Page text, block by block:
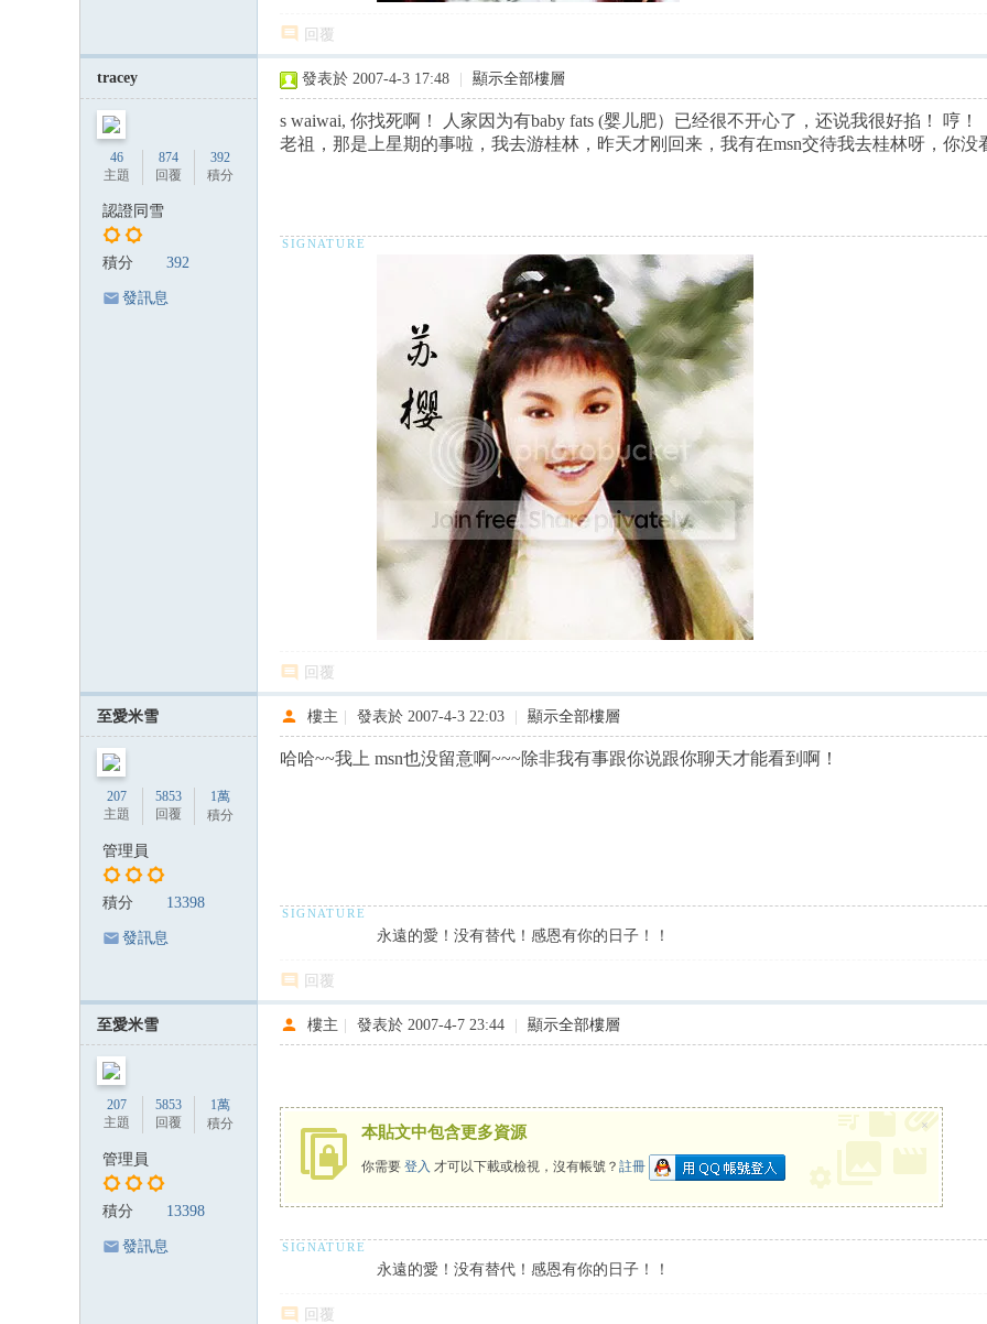
只願一生愛一人，因你是獨有http://
回覆
tracey
46
主題
874
回覆
392
積分
認證同雪
積分 392
發訊息
發表於 2007-4-3 17:48 顯示全部樓層
s waiwai, 你找死啊！ 人家因为有baby fats (婴儿肥）已经很不开心了，还说我很好掐！ 哼！
老祖，那是上星期的事啦，我去游桂林，昨天才刚回来，我有在msn交待我去桂林呀，你没
WINTER SONATA : : + : : http://traz-tan-pf.blogspot.com/
回覆
至愛米雪
207
主題
5853
回覆
1萬
積分
管理員
積分 13398
發訊息
樓主 發表於 2007-4-3 22:03 顯示全部樓層
哈哈~~我上 msn也没留意啊~~~除非我有事跟你说跟你聊天才能看到啊！
永遠的愛！没有替代！感恩有你的日子！！
回覆
至愛米雪
207
主題
5853
回覆
1萬
積分
管理員
積分 13398
發訊息
樓主 發表於 2007-4-7 23:44 顯示全部樓層
本貼文中包含更多資源
你需要 登入 才可以下載或檢視，沒有帳號？ 註冊
×
永遠的愛！没有替代！感恩有你的日子！！
回覆